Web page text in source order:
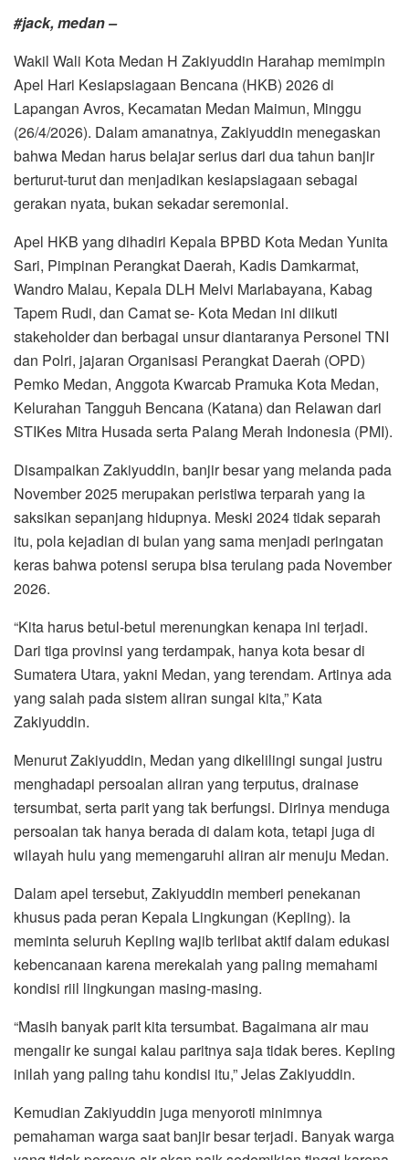
#jack, medan –
Wakil Wali Kota Medan H Zakiyuddin Harahap memimpin
Apel Hari Kesiapsiagaan Bencana (HKB) 2026 di
Lapangan Avros, Kecamatan Medan Maimun, Minggu
(26/4/2026). Dalam amanatnya, Zakiyuddin menegaskan
bahwa Medan harus belajar serius dari dua tahun banjir
berturut-turut dan menjadikan kesiapsiagaan sebagai
gerakan nyata, bukan sekadar seremonial.
Apel HKB yang dihadiri Kepala BPBD Kota Medan Yunita
Sari, Pimpinan Perangkat Daerah, Kadis Damkarmat,
Wandro Malau, Kepala DLH Melvi Marlabayana, Kabag
Tapem Rudi, dan Camat se- Kota Medan ini diikuti
stakeholder dan berbagai unsur diantaranya Personel TNI
dan Polri, jajaran Organisasi Perangkat Daerah (OPD)
Pemko Medan, Anggota Kwarcab Pramuka Kota Medan,
Kelurahan Tangguh Bencana (Katana) dan Relawan dari
STIKes Mitra Husada serta Palang Merah Indonesia (PMI).
Disampaikan Zakiyuddin, banjir besar yang melanda pada
November 2025 merupakan peristiwa terparah yang ia
saksikan sepanjang hidupnya. Meski 2024 tidak separah
itu, pola kejadian di bulan yang sama menjadi peringatan
keras bahwa potensi serupa bisa terulang pada November
2026.
“Kita harus betul-betul merenungkan kenapa ini terjadi.
Dari tiga provinsi yang terdampak, hanya kota besar di
Sumatera Utara, yakni Medan, yang terendam. Artinya ada
yang salah pada sistem aliran sungai kita,” Kata
Zakiyuddin.
Menurut Zakiyuddin, Medan yang dikelilingi sungai justru
menghadapi persoalan aliran yang terputus, drainase
tersumbat, serta parit yang tak berfungsi. Dirinya menduga
persoalan tak hanya berada di dalam kota, tetapi juga di
wilayah hulu yang memengaruhi aliran air menuju Medan.
Dalam apel tersebut, Zakiyuddin memberi penekanan
khusus pada peran Kepala Lingkungan (Kepling). Ia
meminta seluruh Kepling wajib terlibat aktif dalam edukasi
kebencanaan karena merekalah yang paling memahami
kondisi riil lingkungan masing-masing.
“Masih banyak parit kita tersumbat. Bagaimana air mau
mengalir ke sungai kalau paritnya saja tidak beres. Kepling
inilah yang paling tahu kondisi itu,” Jelas Zakiyuddin.
Kemudian Zakiyuddin juga menyoroti minimnya
pemahaman warga saat banjir besar terjadi. Banyak warga